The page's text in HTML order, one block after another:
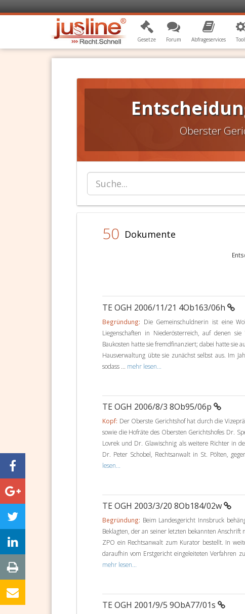
Gesetze Forum Abfrageservices
Oberster
50 Dokumente
TE OGH 2006/11/21 4Ob163/06h
Begründung: Die Gemeinschuldnerin ist eine
Liegenschaften in Niederösterreich, auf denen
Baukosten hatte sie fremdfinanziert; dabei hatte sie
Hausverwaltung übte sie zunächst selbst aus. Im
sodass ... mehr lesen...
TE OGH 2006/8/3 8Ob95/06p
Kopf: Der Oberste Gerichtshof hat durch die
sowie die Hofräte des Obersten Gerichtshofes Dr.
Lovrek und Dr. Glawischnig als weitere Richter
Dr. Peter Schobel, Rechtsanwalt in St. Pölten,
lesen...
TE OGH 2003/3/20 8Ob184/02w
Begründung: Beim Landesgericht Innsbruck
Beklagten, der an seiner letzten bekannten
ZPO ein Rechtsanwalt zum Kurator bestellt. In
daraufhin vom Erstgericht eingeleiteten Verfahren
mehr lesen...
TE OGH 2001/9/5 9ObA77/01s